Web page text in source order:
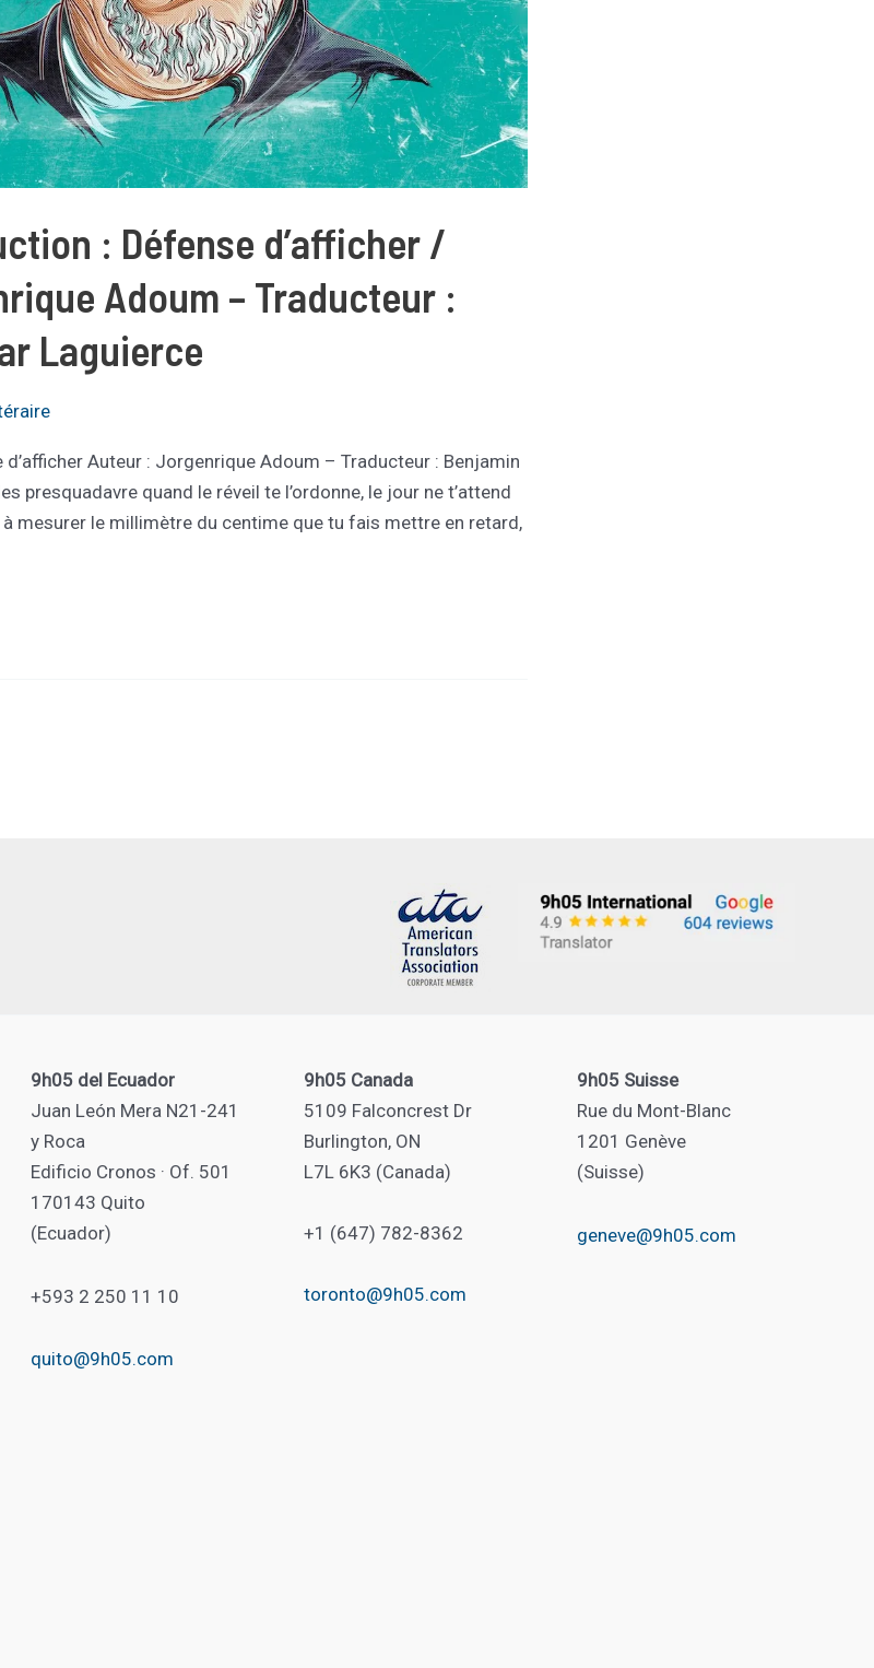
: Défense d’afficher /
Adoum – Traducteur :
Laguierce
Auteur : Jorgenrique Adoum – Traducteur : Benjamin
presquadavre quand le réveil te l’ordonne, le jour ne t’attend
mesurer le millimètre du centime que tu fais mettre en retard,
9h05 del Ecuador
Juan León Mera N21-241
y Roca
Edificio Cronos · Of. 501
170143 Quito
(Ecuador)
+593 2 250 11 10
quito@9h05.com
9h05 Canada
5109 Falconcrest Dr
Burlington, ON
L7L 6K3 (Canada)
+1 (647) 782-8362
toronto@9h05.com
9h05 Suisse
Rue du Mont-Blanc
1201 Genève
(Suisse)
geneve@9h05.com